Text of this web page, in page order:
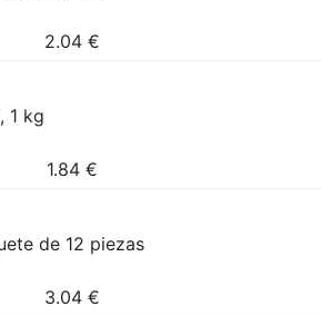
2.04 €
1 kg
1.84 €
de 12 piezas
3.04 €